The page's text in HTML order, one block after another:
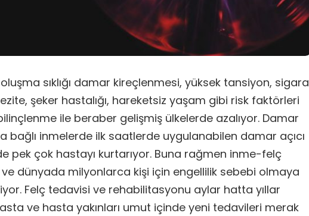
oluşma sıklığı damar kireçlenmesi, yüksek tansiyon, sigara
şeker hastalığı, hareketsiz yaşam gibi risk faktörleri
ile beraber gelişmiş ülkelerde azalıyor. Damar
bağlı inmelerde ilk saatlerde uygulanabilen damar açıcı
pek çok hastayı kurtarıyor. Buna rağmen inme-felç
dünyada milyonlarca kişi için engellilik sebebi olmaya
Felç tedavisi ve rehabilitasyonu aylar hatta yıllar
ve hasta yakınları umut içinde yeni tedavileri merak